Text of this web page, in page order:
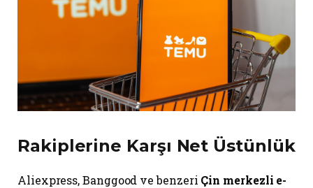
Rakiplerine Karşı Net Üstünlük
Aliexpress, Banggood ve benzeri Çin merkezli e-